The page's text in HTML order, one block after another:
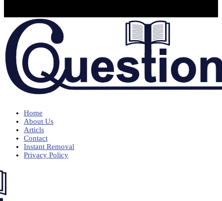
Home
About Us
Articls
Contact
Instant Removal
Privacy Policy